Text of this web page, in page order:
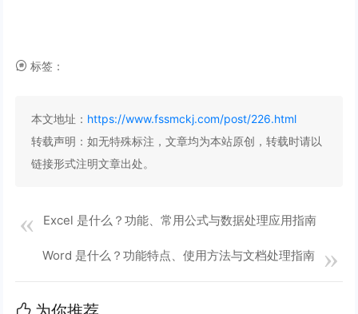
标签：
本文地址： https://www.fssmckj.com/post/226.html
转载声明：如无特殊标注，文章均为本站原创，转载时请以
链接形式注明文章出处。
Excel 是什么？功能、常用公式与数据处理应用指南
Word 是什么？功能特点、使用方法与文档处理指南